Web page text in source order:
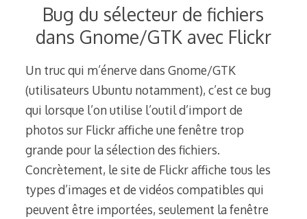
Bug du sélecteur de fichiers
dans Gnome/GTK avec Flickr
Un truc qui m’énerve dans Gnome/GTK
(utilisateurs Ubuntu notamment), c’est ce bug
qui lorsque l’on utilise l’outil d’import de
photos sur Flickr affiche une fenêtre trop
grande pour la sélection des fichiers.
Concrètement, le site de Flickr affiche tous les
types d’images et de vidéos compatibles qui
peuvent être importées, seulement la fenêtre